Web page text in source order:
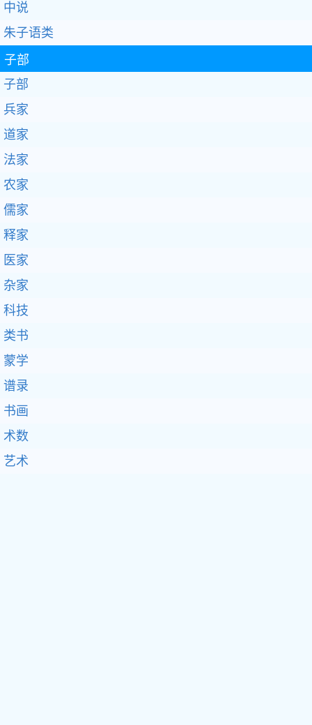
中说
朱子语类
子部
子部
兵家
道家
法家
农家
儒家
释家
医家
杂家
科技
类书
蒙学
谱录
书画
术数
艺术